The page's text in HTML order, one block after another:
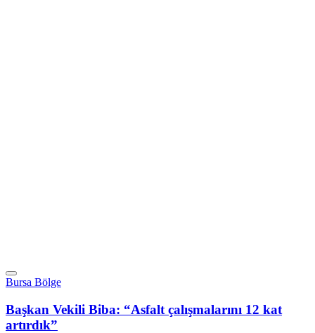
Bursa Bölge
Başkan Vekili Biba: “Asfalt çalışmalarını 12 kat
artırdık”